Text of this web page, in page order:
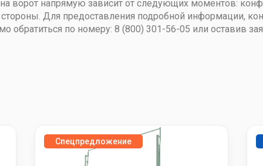
ворот напрямую зависит от следующих моментов:
Для предоставления подробной информации,
обратиться по номеру: 8 (800) 301-56-05 или оставив
Спецпредложение